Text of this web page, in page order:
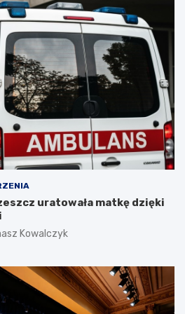
uratowała matkę dzięki
Kowalczyk